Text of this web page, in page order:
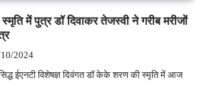
में पुत्र डॉ दिवाकर तेजस्वी ने गरीब मरीजों
2024
ईएनटी विशेषज्ञ दिवंगत डॉ केके शरण की स्मृति में आज